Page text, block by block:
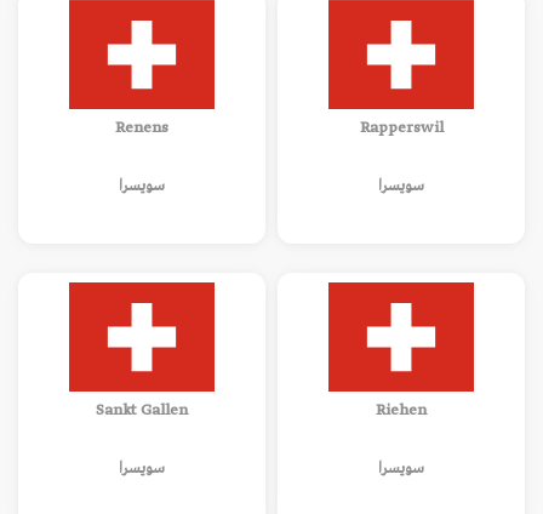
Rapperswil
سويسرا
Renens
سويسرا
Riehen
سويسرا
Sankt Gallen
سويسرا